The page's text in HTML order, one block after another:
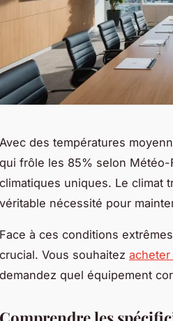
Avec des températures
qui frôle les 85% selon
climatiques uniques. Le climat
véritable nécessité pour
Face à ces conditions
crucial. Vous souhaitez acheter
demandez quel équipement